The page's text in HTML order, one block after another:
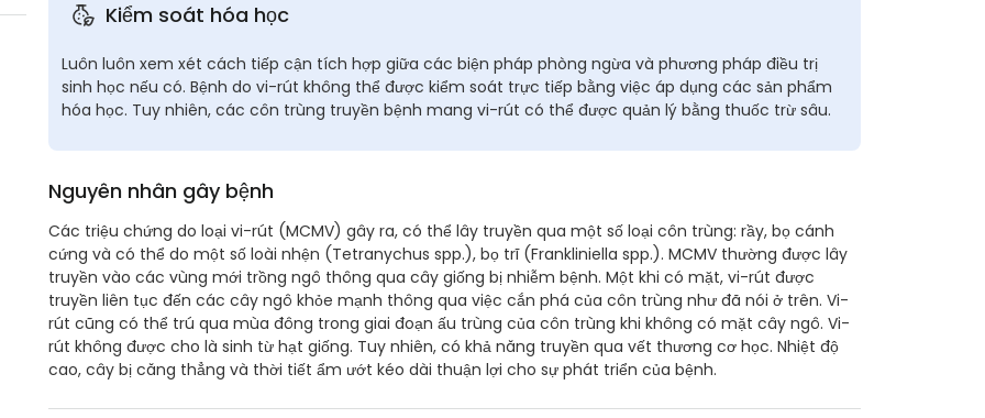
Kiểm soát hóa học
Luôn luôn xem xét cách tiếp cận tích hợp giữa các biện pháp phòng ngừa và phương pháp điều trị
sinh học nếu có. Bệnh do vi-rút không thể được kiểm soát trực tiếp bằng việc áp dụng các sản phẩm
hóa học. Tuy nhiên, các côn trùng truyền bệnh mang vi-rút có thể được quản lý bằng thuốc trừ sâu.
Nguyên nhân gây bệnh
Các triệu chứng do loại vi-rút (MCMV) gây ra, có thể lây truyền qua một số loại côn trùng: rầy, bọ cánh
cứng và có thể do một số loài nhện (Tetranychus spp.), bọ trĩ (Frankliniella spp.). MCMV thường được lây
truyền vào các vùng mới trồng ngô thông qua cây giống bị nhiễm bệnh. Một khi có mặt, vi-rút được
truyền liên tục đến các cây ngô khỏe mạnh thông qua việc cắn phá của côn trùng như đã nói ở trên. Vi-
rút cũng có thể trú qua mùa đông trong giai đoạn ấu trùng của côn trùng khi không có mặt cây ngô. Vi-
rút không được cho là sinh từ hạt giống. Tuy nhiên, có khả năng truyền qua vết thương cơ học. Nhiệt độ
cao, cây bị căng thẳng và thời tiết ẩm ướt kéo dài thuận lợi cho sự phát triển của bệnh.